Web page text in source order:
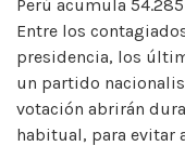
Perú acumula
Entre los
presidencia, los
un partido
votación abrirán
habitual, para evitar